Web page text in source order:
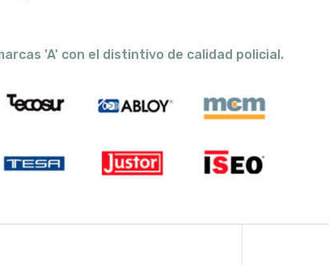
'A' con el distintivo de calidad policial.